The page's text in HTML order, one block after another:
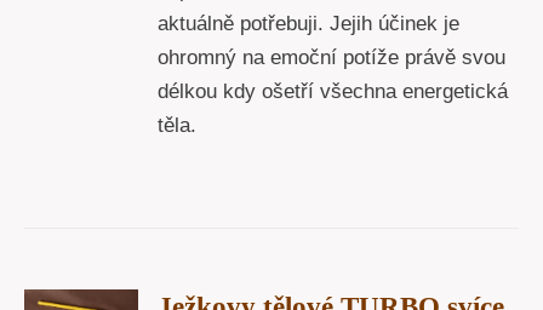
aktuálně potřebuji. Jejih účinek je
ohromný na emoční potíže právě svou
délkou kdy ošetří všechna energetická
těla.